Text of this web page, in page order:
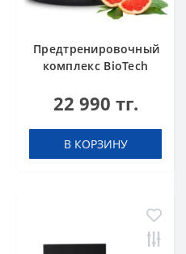
Предтренировочный
комплекс BioTech
NOX+ Blood orange
22 990 тг.
В КОРЗИНУ